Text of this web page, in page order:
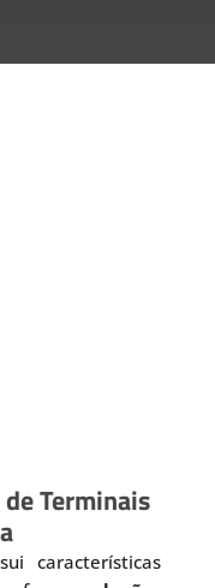
Terminais
características